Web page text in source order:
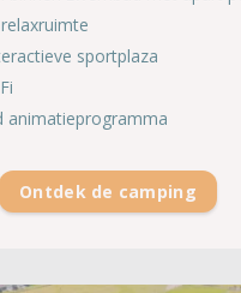
sportplaza
animatieprogramma
Ontdek de camping